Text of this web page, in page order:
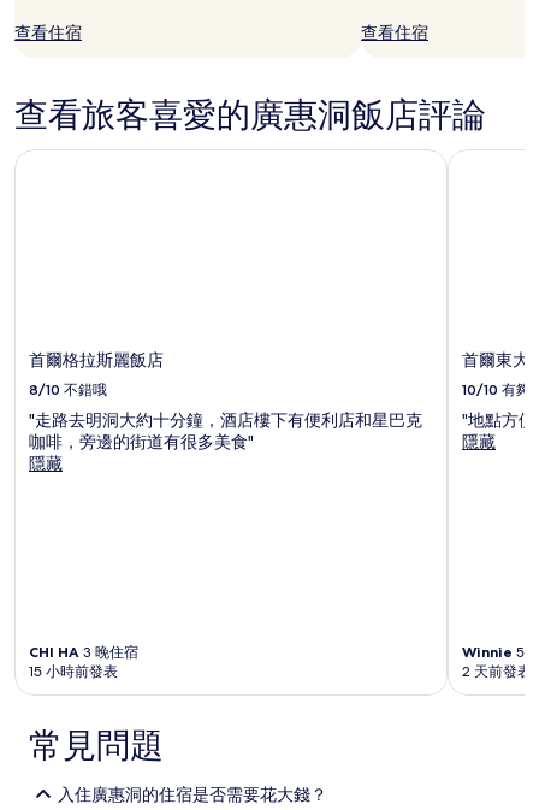
查看住宿 查看住宿
查看旅客喜愛的廣惠洞飯店評論
首爾格拉斯麗飯店
8/10 不錯哦
"走路去明洞大約十分鐘，酒店樓下有便利店和星巴克
咖啡，旁邊的街道有很多美食"
隱藏
CHI HA 3 晚住宿
15 小時前發表
首爾格拉斯麗飯店
首爾東大
10/10 有夠
"地點方
隱藏
Winnie 5
2 天前發表
首爾東大
常見問題
入住廣惠洞的住宿是否需要花大錢？